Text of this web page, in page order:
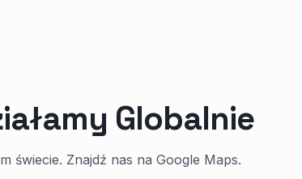
Globalnie
świecie. Znajdź nas na Google Maps.